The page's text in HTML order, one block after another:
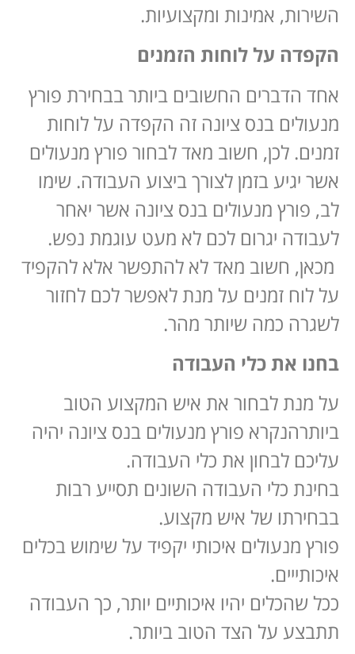
השירות, אמינות ומקצועיות.
הקפדה על לוחות הזמנים
אחד הדברים החשובים ביותר בבחירת פורץ
מנעולים בנס ציונה זה הקפדה על לוחות
זמנים. לכן, חשוב מאד לבחור פורץ מנעולים
אשר יגיע בזמן לצורך ביצוע העבודה. שימו
לב, פורץ מנעולים בנס ציונה אשר יאחר
לעבודה יגרום לכם לא מעט עוגמת נפש.
מכאן, חשוב מאד לא להתפשר אלא להקפיד
על לוח זמנים על מנת לאפשר לכם לחזור
לשגרה כמה שיותר מהר.
בחנו את כלי העבודה
על מנת לבחור את איש המקצוע הטוב
ביותרהנקרא פורץ מנעולים בנס ציונה יהיה
עליכם לבחון את כלי העבודה.
בחינת כלי העבודה השונים תסייע רבות
בבחירתו של איש מקצוע.
פורץ מנעולים איכותי יקפיד על שימוש בכלים
איכותייים.
ככל שהכלים יהיו איכותיים יותר, כך העבודה
תתבצע על הצד הטוב ביותר.